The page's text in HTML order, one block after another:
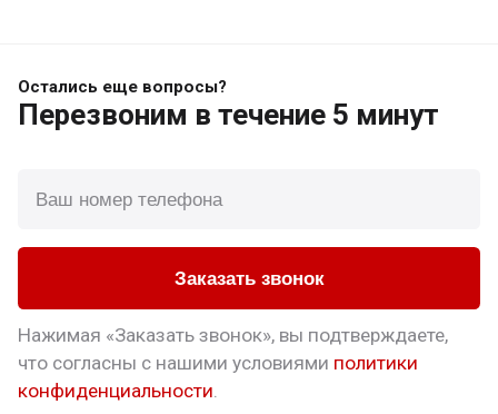
Остались еще вопросы?
Перезвоним в течение 5 минут
Заказать звонок
Нажимая «Заказать звонок», вы подтверждаете,
что согласны с нашими условиями политики
конфиденциальности